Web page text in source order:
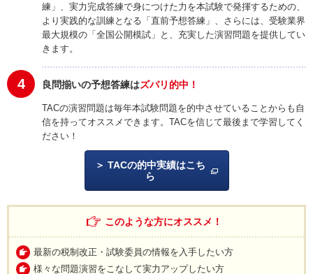
練」、実力完成答練で身につけた力を本試験で発揮するための、
より実践的な訓練となる「直前予想答練」、さらには、受験業界
最大規模の「全国公開模試」と、充実した演習問題を提供してい
きます。
4 良問揃いの予想答練はズバリ的中！
TACの演習問題は毎年本試験問題を的中させていることからも自
信を持ってオススメできます。TACを信じて最後まで学習してく
ださい！
TACの的中実績はこち
ら
このような方にオススメ！
最新の税制改正・試験委員の情報を入手したい方
様々な問題演習をこなして実力アップしたい方